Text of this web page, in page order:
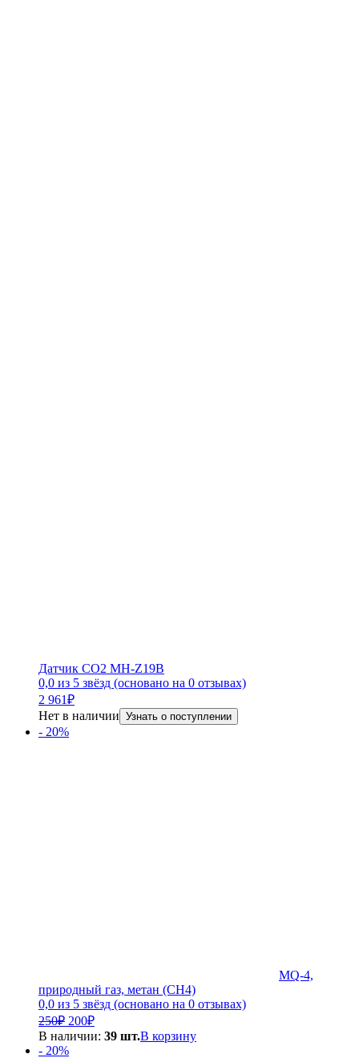
Датчик CO2 MH-Z19B
0,0 из 5 звёзд (основано на 0 отзывах)
2 961₽
Нет в наличии Узнать о поступлении
- 20%
MQ-4,
природный газ, метан (CH4)
0,0 из 5 звёзд (основано на 0 отзывах)
250₽ Первоначальная
цена
200₽Текущая
цена:
В наличии: 39 шт.В корзину
- 20%